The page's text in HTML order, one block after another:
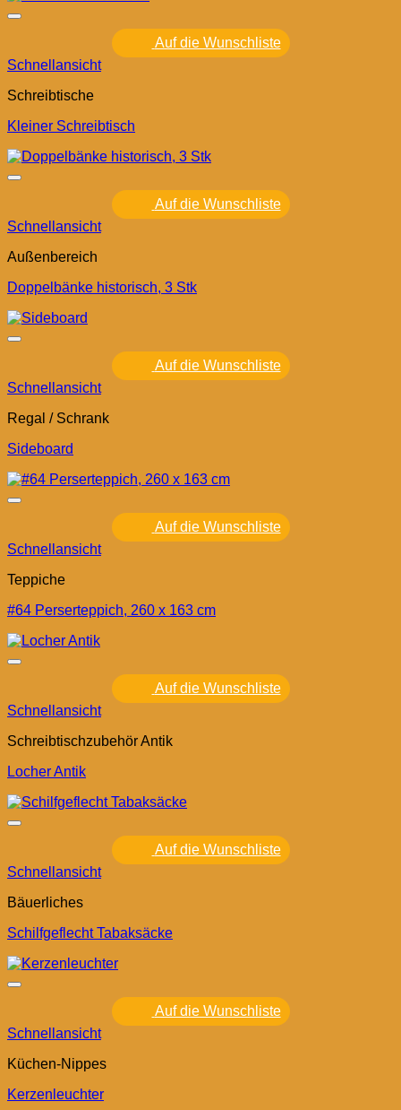
Auf die Wunschliste
Schnellansicht
Schreibtische
Kleiner Schreibtisch
Auf die Wunschliste
Schnellansicht
Außenbereich
Doppelbänke historisch, 3 Stk
Auf die Wunschliste
Schnellansicht
Regal / Schrank
Sideboard
Auf die Wunschliste
Schnellansicht
Teppiche
#64 Perserteppich, 260 x 163 cm
Auf die Wunschliste
Schnellansicht
Schreibtischzubehör Antik
Locher Antik
Auf die Wunschliste
Schnellansicht
Bäuerliches
Schilfgeflecht Tabaksäcke
Auf die Wunschliste
Schnellansicht
Küchen-Nippes
Kerzenleuchter